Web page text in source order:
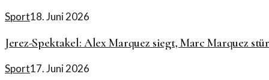
Sport18. Juni 2026
Jerez-Spektakel: Alex Marquez siegt, Marc Marquez
Sport17. Juni 2026